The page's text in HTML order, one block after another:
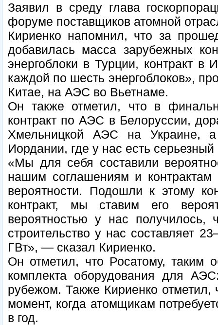
Заявил в среду глава
форуме поставщиков атомной
Кириенко напомнил, что за
добавилась масса зарубежных
энергоблоки в Турции, контракт
каждой по шесть энергоблоков»,
Китае, на АЭС во Вьетнаме.
Он также отметил, что в
контракт по АЭС в Белоруссии,
Хмельницкой АЭС на Украине, а
Иордании, где у нас есть
«Мы для себя составили
нашим соглашениям и
вероятности. Подошли к этому
контракт, мы ставим его
вероятностью у нас получилось,
строительство у нас составляет
ГВт», — сказал Кириенко.
Он отметил, что Росатому, таким
комплекта оборудования для
рубежом. Также Кириенко
момент, когда атомщикам
в год.